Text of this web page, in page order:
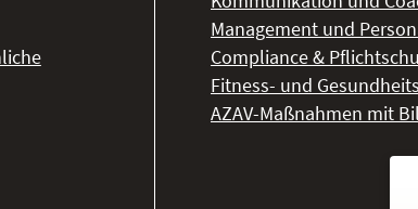
Management und
Compliance &
Fitness- und
AZAV-Maßnahmen mit